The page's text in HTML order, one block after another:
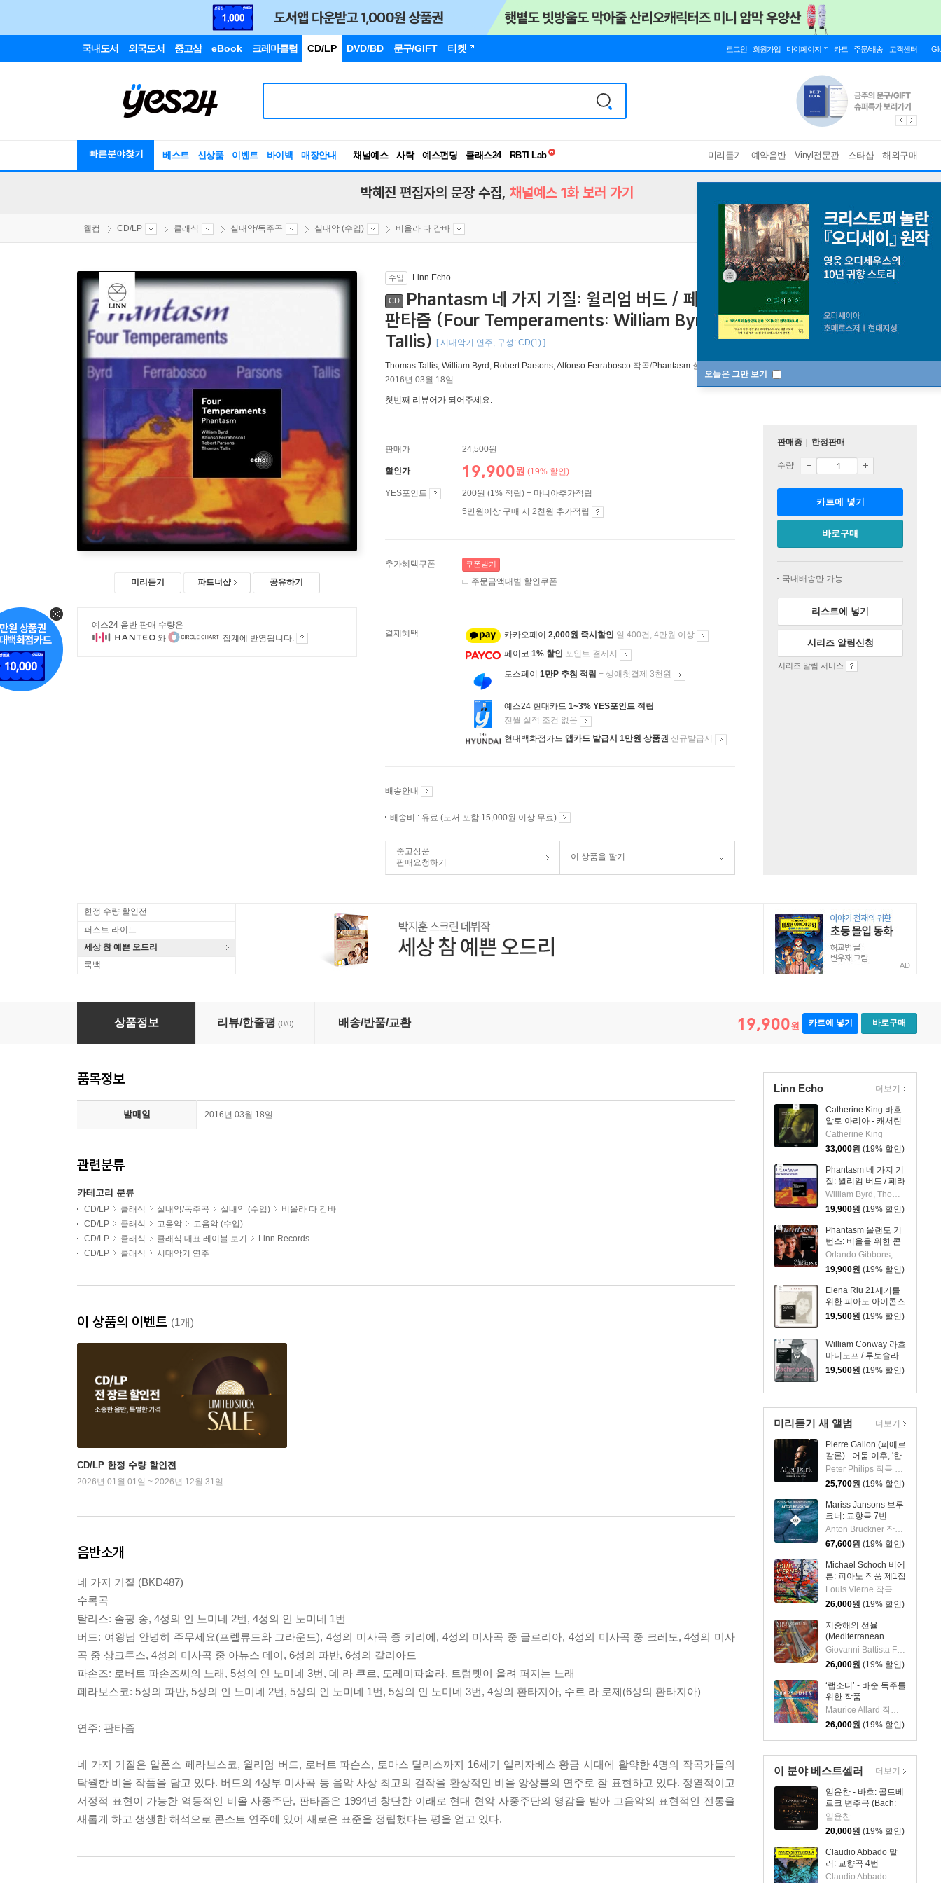
국내도서 외국도서 중고샵 eBook 크레마클럽 CD/LP DVD/BD 문구/GIFT 티켓 로그인 회원가입 마이페이지 카트 주문/배송 고객센터
빠른분야찾기 베스트 신상품 이벤트 바이백 매장안내 채널예스 사락 예스펀딩 클래스24
독서유형검사
미리듣기 예약음반 Vinyl전문관 스타샵 해외구매
오늘은 그만 보기
박혜진 편집자의 문장 수집, 채널예스 1화 보러 가기
웰컴 CD/LP 클래식 실내악/독주곡 실내악 (수입) 비올라 다 감바
미리듣기 파트너샵 공유하기
예스24 음반 판매 수량은
와
집계에 반영됩니다.
수입 Linn Echo
CD
Phantasm 네 가지 기질: 윌리엄 버드 / 페라보스코 / 파손즈 / 탈리스 -
판타즘 (Four Temperaments: William Byrd / Ferrabosco / Parsons /
Tallis)
[ 시대악기 연주, 구성: CD(1) ]
Thomas Tallis, William Byrd , Robert Parsons,Alfonso Ferrabosco 작곡/Phantasm 실내악
2016년 03월 18일
첫번째 리뷰어가 되어주세요.
판매가 24,500원
할인가 19,900원 (19% 할인)
YES포인트
200원 (1% 적립) + 마니아추가적립
5만원이상 구매 시 2천원 추가적립
추가혜택쿠폰 쿠폰받기
주문금액대별 할인쿠폰
결제혜택 카카오페이 2,000원 즉시할인 일 400건, 4만원 이상
페이코 1% 할인 포인트 결제시
토스페이 1만P 추첨 적립 + 생애첫결제 3천원
예스24 현대카드 1~3% YES포인트 적립
전월 실적 조건 없음
현대백화점카드 앱카드 발급시 1만원 상품권 신규발급시
배송안내
배송비 : 유료 (도서 포함 15,000원 이상 무료)
중고상품
판매요청하기
이 상품을 팔기
판매중 한정판매
수량
카트에 넣기
바로구매
국내배송만 가능
리스트에 넣기
시리즈 알림신청
시리즈 알림 서비스
한정 수량 할인전
퍼스트 라이드
세상 참 예쁜 오드리
룩백
AD
Phantasm 네 가지 기질: 윌리엄 버드 / 페라보스코 / 파손즈 / 탈리스 - 판타즘 (Four Temperaments: William Byrd / Ferrabosco / Parsons / Tallis)
상품정보 리뷰/한줄평 (0/0) 배송/반품/교환 19,900원 카트에 넣기 바로구매
Linn Echo
Catherine King 바흐:
알토 아리아 - 캐서린
킹 (Bach: Alto Arias)
Catherine King
33,000원 (19% 할인)
Phantasm 네 가지 기
질: 윌리엄 버드 / 페라
보스코 / 파손즈 / 탈리
스 - 판타즘 (Four
Temperaments:
William Byrd /
Ferrabosco /
Parsons / Tallis)
William Byrd, Thomas Tallis , Alfonso Ferrabosco, Phantasm, Robert Parsons
19,900원 (19% 할인)
Phantasm 올랜도 기
번스: 비올을 위한 콘
서트 - 판타즘
(Orlando Gibbons:
Consorts for Viols)
Orlando Gibbons, Phantasm
19,900원 (19% 할인)
Elena Riu 21세기를
위한 피아노 아이콘스
(Piano Icons For The
19,500원 (19% 할인)
William Conway 라흐
마니노프 / 루토슬라
브스키 / 베베른: 첼로
Cello & Piano)
19,500원 (19% 할인)
더보기
미리듣기 새 앨범
Pierre Gallon (피에르
갈론) - 어둠 이후, '한
밤의 판타지아' (After
Dark, 'A Midnight
Fantasia')
Peter Philips 작곡 외 6명
25,700원 (19% 할인)
Mariss Jansons 브루
크너: 교향곡 7번
(Bruckner:
Symphony No.7)
[2LP]
Anton Bruckner 작곡 외 2명
67,600원 (19% 할인)
Michael Schoch 비에
른: 피아노 작품 제1집
(Vierne: Piano Works
Vol. 1) [SACD
Hybrid]
Louis Vierne 작곡 외 1명
26,000원 (19% 할인)
지중해의 선율
(Mediterranean
Melodies) [SACD
Hybrid]
Giovanni Battista Fontana 작곡 외 5명
26,000원 (19% 할인)
‘랩소디’ - 바순 독주를
위한 작품
(Rhapsodies: Works
for Bassoon solo)
[SACD Hybrid]
Maurice Allard 작곡 외 4명
26,000원 (19% 할인)
더보기
이 분야 베스트셀러
임윤찬 - 바흐: 골드베
르크 변주곡 (Bach:
Goldberg Variations)
임윤찬
20,000원 (19% 할인)
Claudio Abbado 말
러: 교향곡 4번
(Mahler: Symphony
Claudio Abbado
더보기
품목정보
발매일 2016년 03월 18일
관련분류
카테고리 분류
CD/LP 클래식 실내악/독주곡 실내악 (수입)
비올라 다 감바
CD/LP
클래식 고음악
고음악 (수입)
CD/LP
클래식 클래식 대표 레이블 보기
Linn Records
CD/LP
클래식 시대악기 연주
이 상품의 이벤트 (1개)
CD/LP 한정 수량 할인전
2026년 01월 01일 ~ 2026년 12월 31일
음반소개
네 가지 기질 (BKD487)
수록곡
탈리스: 솔핑 송, 4성의 인 노미네 2번, 4성의 인 노미네 1번
버드: 여왕님 안녕히 주무세요(프렐류드와 그라운드), 4성의 미사곡 중 키리에, 4성의 미사곡 중 글로리아, 4성의 미사곡 중 크레도, 4성의 미사
곡 중 상크투스, 4성의 미사곡 중 아뉴스 데이, 6성의 파반, 6성의 갈리아드
파손즈: 로버트 파손즈씨의 노래, 5성의 인 노미네 3번, 데 라 쿠르, 도레미파솔라, 트럼펫이 울려 퍼지는 노래
페라보스코: 5성의 파반, 5성의 인 노미네 2번, 5성의 인 노미네 1번, 5성의 인 노미네 3번, 4성의 환타지아, 수르 라 로제(6성의 환타지아)
연주: 판타즘
네 가지 기질은 알폰소 페라보스코, 윌리엄 버드, 로버트 파슨스, 토마스 탈리스까지 16세기 엘리자베스 황금 시대에 활약한 4명의 작곡가들의
탁월한 비올 작품을 담고 있다. 버드의 4성부 미사곡 등 음악 사상 최고의 걸작을 환상적인 비올 앙상블의 연주로 잘 표현하고 있다. 정열적이고
서정적 표현이 가능한 역동적인 비올 사중주단, 판타즘은 1994년 창단한 이래로 현대 현악 사중주단의 영감을 받아 고음악의 표현적인 전통을
새롭게 하고 생생한 해석으로 콘소트 연주에 있어 새로운 표준을 정립했다는 평을 얻고 있다.